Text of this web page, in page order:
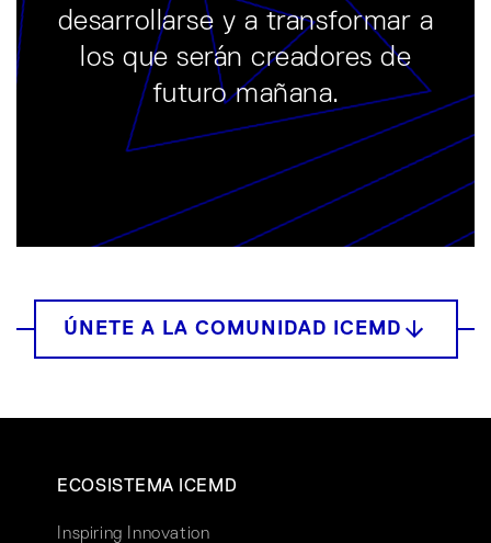
desarrollarse y a transformar a
los que serán creadores de
futuro mañana.
ECOSISTEMA ICEMD
Inspiring Innovation